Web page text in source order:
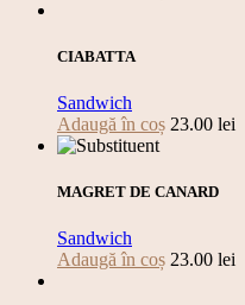
CIABATTA
Sandwich
Adaugă în coș 23.00 lei
MAGRET DE CANARD
Sandwich
Adaugă în coș 23.00 lei